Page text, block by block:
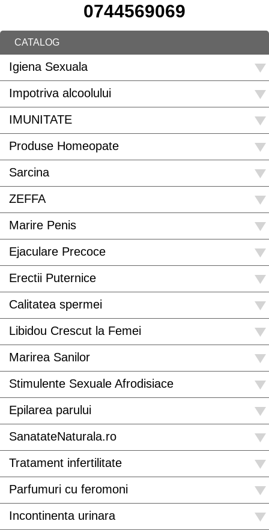
0744569069
CATALOG
Igiena Sexuala
Impotriva alcoolului
IMUNITATE
Produse Homeopate
Sarcina
ZEFFA
Marire Penis
Ejaculare Precoce
Erectii Puternice
Calitatea spermei
Libidou Crescut la Femei
Marirea Sanilor
Stimulente Sexuale Afrodisiace
Epilarea parului
SanatateNaturala.ro
Tratament infertilitate
Parfumuri cu feromoni
Incontinenta urinara